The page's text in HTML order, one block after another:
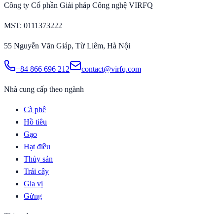
Công ty Cổ phần Giải pháp Công nghệ VIRFQ
MST: 0111373222
55 Nguyễn Văn Giáp, Từ Liêm, Hà Nội
+84 866 696 212 contact@virfq.com
Nhà cung cấp theo ngành
Cà phê
Hồ tiêu
Gạo
Hạt điều
Thủy sản
Trái cây
Gia vị
Gừng